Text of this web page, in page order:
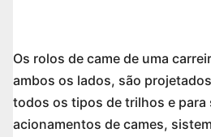
Os rolos de came de uma
ambos os lados, são
todos os tipos de trilhos e para
acionamentos de cames,